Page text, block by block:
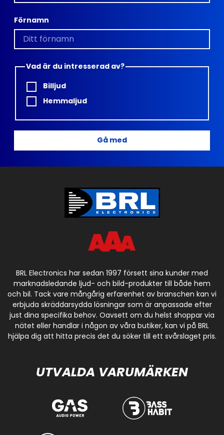
Förnamn
Vad är du intresserad av?
Billjud
Hemmaljud
Gå med
BRL Electronics har sedan 1997 försett sina kunder med
marknadsledande ljud- och bild-produkter till både hem
och bil. Tack vare mångårig erfarenhet av branschen kan vi
erbjuda skräddarsydda lösningar som är anpassade efter
just dina specifika behov. Oavsett om du helst shoppar via
nätet eller handlar i någon av våra butiker, kan vi på BRL
hjälpa dig att hitta precis det du söker till ett svårslaget pris.
UTVALDA VARUMÄRKEN